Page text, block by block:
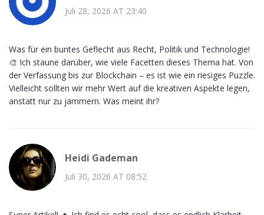
Juli 28, 2026 AT 23:40
Was für ein buntes Geflecht aus Recht, Politik und Technologie!
🎨 Ich staune darüber, wie viele Facetten dieses Thema hat. Von
der Verfassung bis zur Blockchain – es ist wie ein riesiges Puzzle.
Vielleicht sollten wir mehr Wert auf die kreativen Aspekte legen,
anstatt nur zu jammern. Was meint ihr?
Heidi Gademan
Juli 30, 2026 AT 08:52